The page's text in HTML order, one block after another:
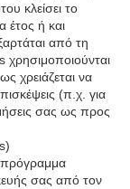
κλείσει το
έτος ή και
από τη
χρησιμοποιούνται
χρειάζεται να
(π.χ. για
σας ως προς
πρόγραμμα
σας από τον